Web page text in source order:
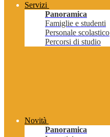
Servizi
Panoramica
Famiglie e studenti
Personale scolastico
Percorsi di studio
Novità
Panoramica